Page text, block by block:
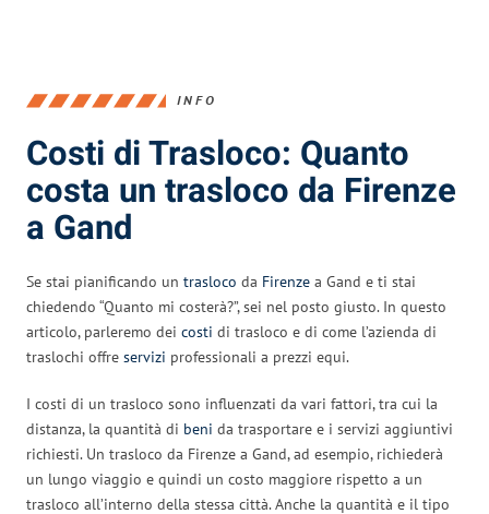
INFO
Costi di Trasloco: Quanto
costa un trasloco da Firenze
a Gand
Se stai pianificando un trasloco da Firenze a Gand e ti stai
chiedendo “Quanto mi costerà?”, sei nel posto giusto. In questo
articolo, parleremo dei costi di trasloco e di come l’azienda di
traslochi offre servizi professionali a prezzi equi.
I costi di un trasloco sono influenzati da vari fattori, tra cui la
distanza, la quantità di beni da trasportare e i servizi aggiuntivi
richiesti. Un trasloco da Firenze a Gand, ad esempio, richiederà
un lungo viaggio e quindi un costo maggiore rispetto a un
trasloco all’interno della stessa città. Anche la quantità e il tipo